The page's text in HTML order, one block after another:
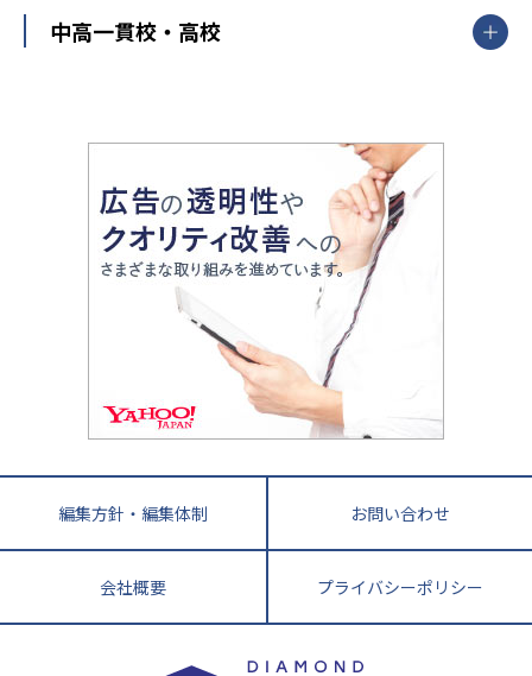
中部
愛知県
静岡県
長野県
大阪府
兵庫県 京都府 奈良県
和歌山県
鳥取県
島根県 岡山県 広島県
香川県
高知県
長崎県 熊本県
鹿児島県 沖縄県
武田塾
大学受験
教育全般
中学受験に熱心な市区町村ランキング
小学校受験
家庭教師
開成番長直伝！子どもの受験を成功させる方法
運動と遊びを考える
情報Ⅰ、数学が苦手な人注目！最短距離の学力
アップ法
悩み多き「大学受験」相談室
英語・英会話・英検対策
小学校教師が解説！中学受験のリアル
教育ジャーナリストが徹底解説！ 大学受験の羅
中高一貫校・高校
大学入試改革
ママテクエグザム
進化する中高一貫校・高校
編集方針・編集体制 お問い合わせ
会社概要 プライバシーポリシー